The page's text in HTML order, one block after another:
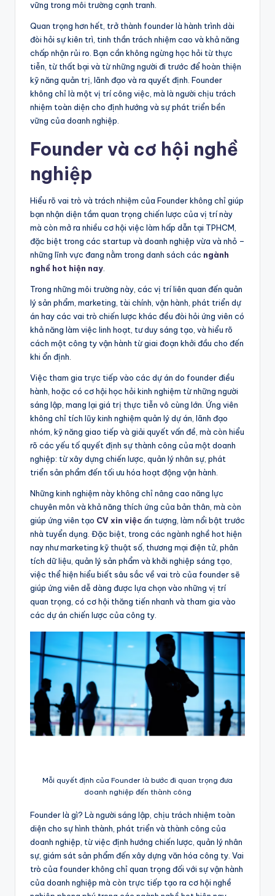
vững trong môi trường cạnh tranh.
Quan trọng hơn hết, trở thành founder là hành trình dài
đòi hỏi sự kiên trì, tinh thần trách nhiệm cao và khả năng
chấp nhận rủi ro. Bạn cần không ngừng học hỏi từ thực
tiễn, từ thất bại và từ những người đi trước để hoàn thiện
kỹ năng quản trị, lãnh đạo và ra quyết định. Founder
không chỉ là một vị trí công việc, mà là người chịu trách
nhiệm toàn diện cho định hướng và sự phát triển bền
vững của doanh nghiệp.
Founder và cơ hội nghề
nghiệp
Hiểu rõ vai trò và trách nhiệm của Founder không chỉ giúp
bạn nhận diện tầm quan trọng chiến lược của vị trí này
mà còn mở ra nhiều cơ hội việc làm hấp dẫn tại TPHCM,
đặc biệt trong các startup và doanh nghiệp vừa và nhỏ –
những lĩnh vực đang nằm trong danh sách các ngành
nghề hot hiện nay.
Trong những môi trường này, các vị trí liên quan đến quản
lý sản phẩm, marketing, tài chính, vận hành, phát triển dự
án hay các vai trò chiến lược khác đều đòi hỏi ứng viên có
khả năng làm việc linh hoạt, tư duy sáng tạo, và hiểu rõ
cách một công ty vận hành từ giai đoạn khởi đầu cho đến
khi ổn định.
Việc tham gia trực tiếp vào các dự án do founder điều
hành, hoặc có cơ hội học hỏi kinh nghiệm từ những người
sáng lập, mang lại giá trị thực tiễn vô cùng lớn. Ứng viên
không chỉ tích lũy kinh nghiệm quản lý dự án, lãnh đạo
nhóm, kỹ năng giao tiếp và giải quyết vấn đề, mà còn hiểu
rõ các yếu tố quyết định sự thành công của một doanh
nghiệp: từ xây dựng chiến lược, quản lý nhân sự, phát
triển sản phẩm đến tối ưu hóa hoạt động vận hành.
Những kinh nghiệm này không chỉ nâng cao năng lực
chuyên môn và khả năng thích ứng của bản thân, mà còn
giúp ứng viên tạo CV xin việcấn tượng, làm nổi bật trước
nhà tuyển dụng. Đặc biệt, trong các ngành nghề hot hiện
nay như marketing kỹ thuật số, thương mại điện tử, phân
tích dữ liệu, quản lý sản phẩm và khởi nghiệp sáng tạo,
việc thể hiện hiểu biết sâu sắc về vai trò của founder sẽ
giúp ứng viên dễ dàng được lựa chọn vào những vị trí
quan trọng, có cơ hội thăng tiến nhanh và tham gia vào
các dự án chiến lược của công ty.
Mỗi quyết định của Founder là bước đi quan trọng đưa
doanh nghiệp đến thành công
Founder là gì? Là người sáng lập, chịu trách nhiệm toàn
diện cho sự hình thành, phát triển và thành công của
doanh nghiệp, từ việc định hướng chiến lược, quản lý nhân
sự, giám sát sản phẩm đến xây dựng văn hóa công ty. Vai
trò của founder không chỉ quan trọng đối với sự vận hành
của doanh nghiệp mà còn trực tiếp tạo ra cơ hội nghề